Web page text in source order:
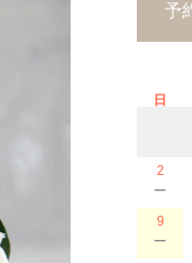
予
日
2
－
9
－